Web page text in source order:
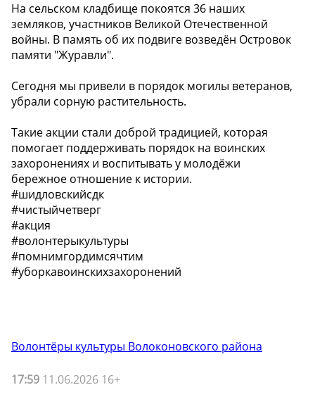
На сельском кладбище покоятся 36 наших
земляков, участников Великой Отечественной
войны. В память об их подвиге возведён Островок
памяти "Журавли".
Сегодня мы привели в порядок могилы ветеранов,
убрали сорную растительность.
Такие акции стали доброй традицией, которая
помогает поддерживать порядок на воинских
захоронениях и воспитывать у молодёжи
бережное отношение к истории.
#шидловскийсдк
#чистыйчетверг
#акция
#волонтерыкультуры
#помнимгордимсячтим
#уборкавоинскихзахоронений
Волонтёры культуры Волоконовского района
17:59 11.06.2026 16+